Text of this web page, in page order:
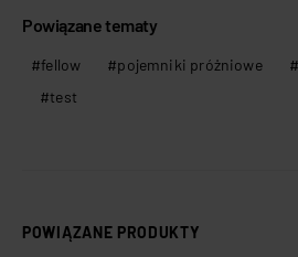
Powiązane tematy
fellow pojemniki próżniowe
test
POWIĄZANE PRODUKTY